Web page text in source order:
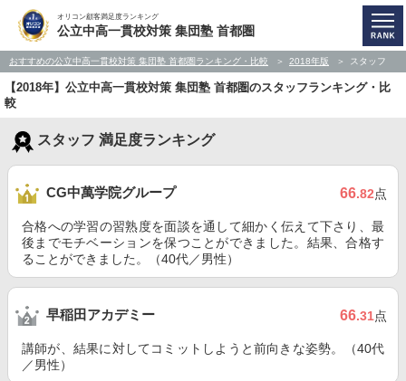
オリコン顧客満足度ランキング
公立中高一貫校対策 集団塾 首都圏
おすすめの公立中高一貫校対策 集団塾 首都圏ランキング・比較 2018年版 スタッフ
【2018年】公立中高一貫校対策 集団塾 首都圏のスタッフランキング・比
較
スタッフ 満足度ランキング
CG中萬学院グループ 66.82点
合格への学習の習熟度を面談を通して細かく伝えて下さり、最
後までモチベーションを保つことができました。結果、合格す
ることができました。（40代／男性）
早稲田アカデミー 66.31点
講師が、結果に対してコミットしようと前向きな姿勢。（40代
／男性）